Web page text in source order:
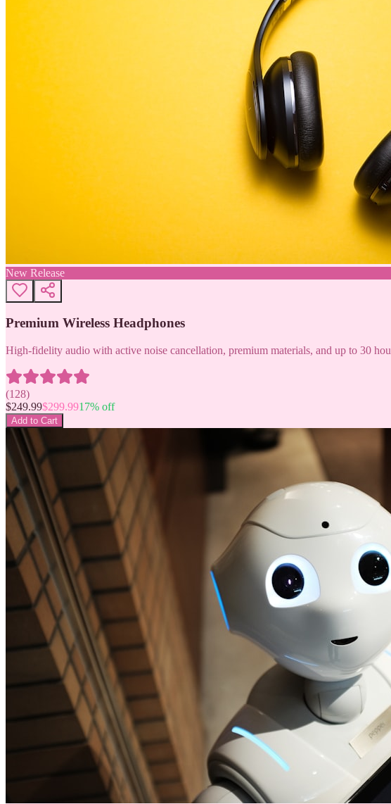
New Release
Premium Wireless Headphones
High-fidelity audio with active noise cancellation, premium materials, and up to 30
(128)
$249.99$299.9917% off
Add to Cart